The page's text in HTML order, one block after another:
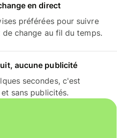
en direct
préférées pour suivre
change au fil du temps.
aucune publicité
secondes, c'est
sans publicités.